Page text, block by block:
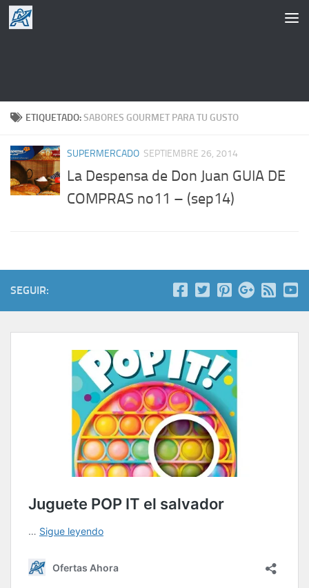
Saltar al contenido
ETIQUETADO:SABORES GOURMET PARA TU GUSTO
SUPERMERCADO SEPTIEMBRE 26, 2014
La Despensa de Don Juan GUIA DE
COMPRAS no11 – (sep14)
SEGUIR: